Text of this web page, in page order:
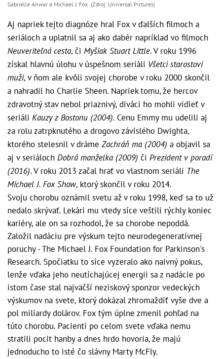
Gabrielle Anwar a Michael J. Fox (Zdroj: Universal Pictures)
Aj napriek tejto diagnóze hral Fox v ďalších filmoch a
seriáloch a uplatnil sa aj ako dabér napríklad vo filmoch
Neuveriteľná cesta, či Myšiak Stuart Little. V roku 1996
získal hlavnú úlohu v úspešnom seriáli Všetci starostovi
muži, v ňom ale kvôli svojej chorobe v roku 2000 skončil
a nahradil ho Charlie Sheen. Napriek tomu, že hercov
zdravotný stav nebol priaznivý, diváci ho mohli vidieť v
seriáli Kauzy z Bostonu (2004). Cenu Emmy mu udelili aj
za rolu zatrpknutého a drogovo závislého Dwighta,
ktorého stelesnil v dráme Zachráň ma (2004) a objavil sa
aj v seriáloch Dobrá manželka (2009) či Prezident v poradí
(2016). V roku 2013 začal hrať vo vlastnom seriáli The
Michael J. Fox Show, ktorý skončil v roku 2014.
Svoju chorobu oznámil svetu až v roku 1998, keď sa to už
nedalo skrývať. Lekári mu vtedy síce veštili rýchly koniec
kariéry, ale on sa rozhodol, že sa chorobe nepoddá.
Založil nadáciu pre výskum tejto neurodegeneratívnej
poruchy - The Michael J. Fox Foundation for Parkinson's
Research. Spočiatku to síce vyzeralo ako naivný pokus,
lenže vďaka jeho neutíchajúcej energii sa z nadácie po
istom čase stal najväčší neziskový sponzor vedeckých
výskumov na svete, ktorý dokázal zhromaždiť vyše dve a
pol miliardy dolárov. Fox tým úplne zmenil pohľad na
túto chorobu. Pacienti po celom svete vďaka nemu
stratili pocit hanby a dnes hrdo hovoria, že majú
jednoducho to isté čo slávny Marty McFly.